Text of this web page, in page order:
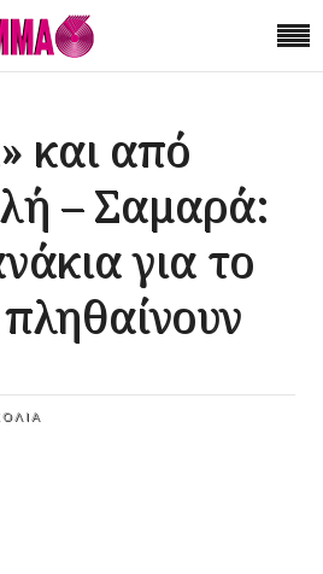
και από
– Σαμαρά:
για το